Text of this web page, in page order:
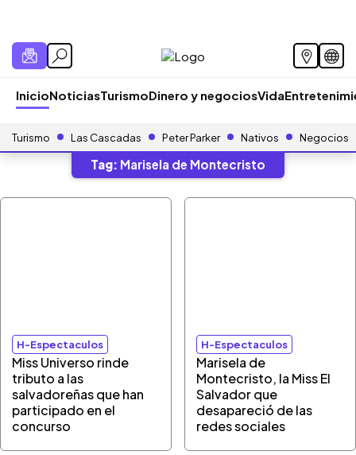
InicioNoticiasTurismoDinero y negociosVida
Turismo Las Cascadas Peter Parker Nativos Negocios
Tag: Marisela de Montecristo
H-Espectaculos
Miss Universo rinde
tributo a las
salvadoreñas que han
participado en el
concurso
H-Espectaculos
Marisela de
Montecristo, la Miss El
Salvador que
desapareció de las
redes sociales